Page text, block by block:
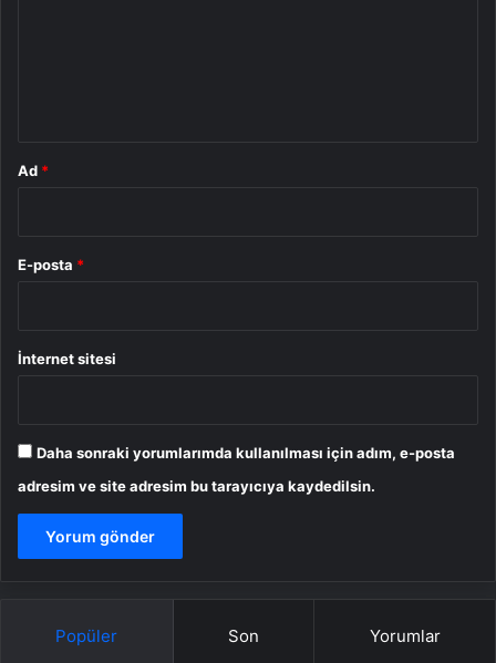
Ad *
E-posta *
İnternet sitesi
Daha sonraki yorumlarımda kullanılması için adım, e-posta
adresim ve site adresim bu tarayıcıya kaydedilsin.
Popüler Son Yorumlar